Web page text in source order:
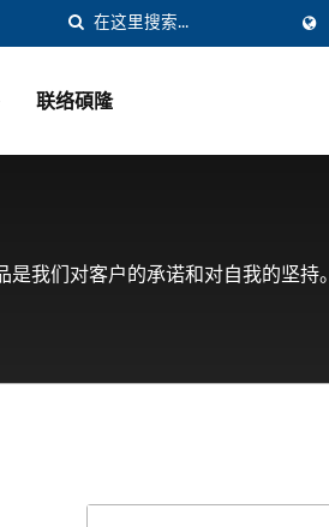
联络碩隆
我们对客户的承诺和对自我的坚持。